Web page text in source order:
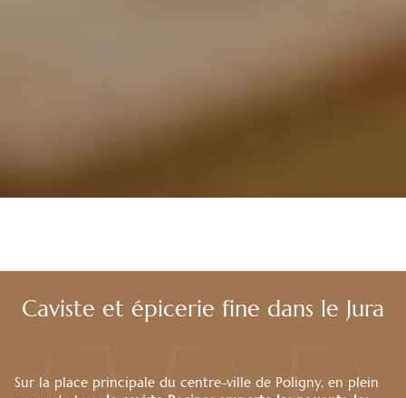
Caviste et épicerie fine dans le Jura
Sur la place principale du centre-ville de Poligny, en plein